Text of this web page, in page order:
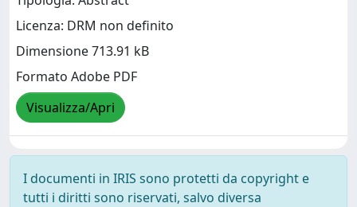
Licenza: DRM non definito
Dimensione 713.91 kB
Formato Adobe PDF
Visualizza/Apri
I documenti in IRIS sono protetti da copyright e
tutti i diritti sono riservati, salvo diversa